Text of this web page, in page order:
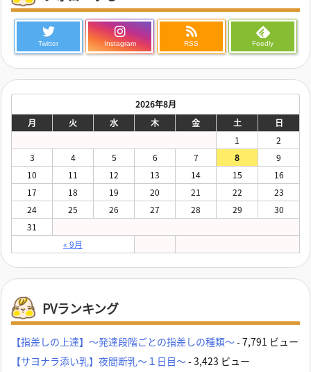
Twitter Instagram RSS Feedly
2026年8月
月
火 水 木 金 土 日
« 9月
1
2
3
4 5 6 7 8
9
10
11 12 13 14 15
16
17
18 19 20 21 22
23
24
25 26 27 28 29
30
31
PVランキング
【指差しの上達】～発達段階ごとの指差しの種類～- 7,791 ビュー
【サヨナラ添い乳】夜間断乳～１日目～- 3,423 ビュー